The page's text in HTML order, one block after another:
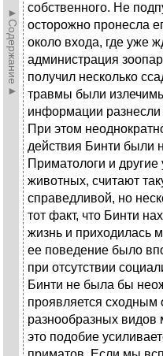
►Содержание►
собственного. Не
осторожно пронесла
около входа, где уже
администрация
получил несколько
травмы были
информации разнесли
При этом
действия Бинти были
Приматологи и
животных, считают
справедливой, но
тот факт, что Бинти
жизнь и приходилась
ее поведение было
при отсутствии
Бинти не была бы
проявляется
разнообразных
это подобие